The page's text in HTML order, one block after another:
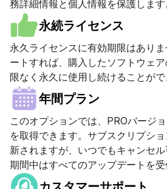
務詳細情報と個人情報を保護します
永続ライセンス
永久ライセンスに有効期限はあり
ートすれば、購入したソフトウェ
限なく永久に使用し続けることがで
年間プラン
このオプションでは、PROバージ
を取得できます。サブスクリプシ
新されますが、いつでもキャンセ
期間中はすべてのアップデートを受